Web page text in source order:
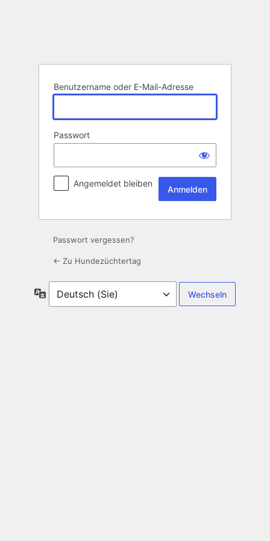
Benutzername oder E-Mail-Adresse
Passwort
Angemeldet bleiben
Passwort vergessen?
← Zu Hundezüchtertag
Sprache